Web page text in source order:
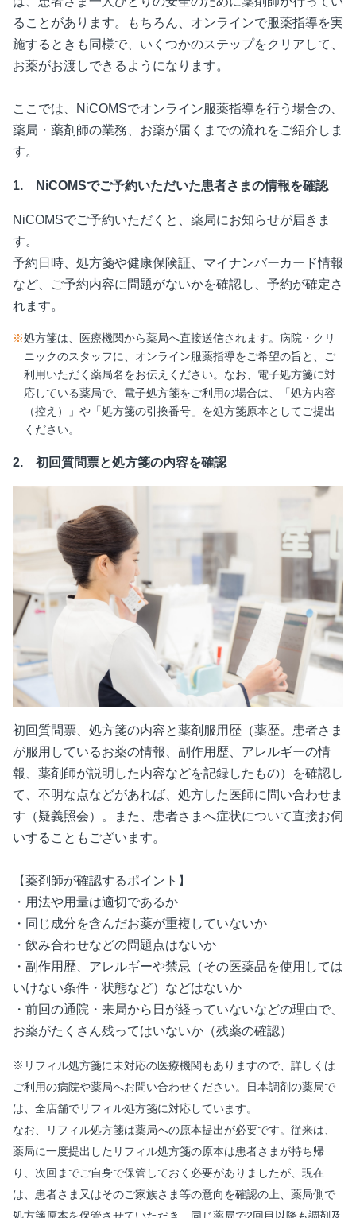
ることがあります。もちろん、オンラインで服薬指導を実
施するときも同様で、いくつかのステップをクリアして、
お薬がお渡しできるようになります。
ここでは、NiCOMSでオンライン服薬指導を行う場合の、
薬局・薬剤師の業務、お薬が届くまでの流れをご紹介しま
す。
1. NiCOMSでご予約いただいた患者さまの情報を確認
NiCOMSでご予約いただくと、薬局にお知らせが届きま
す。
予約日時、処方箋や健康保険証、マイナンバーカード情報
など、ご予約内容に問題がないかを確認し、予約が確定さ
れます。
※処方箋は、医療機関から薬局へ直接送信されます。病院・クリ
ニックのスタッフに、オンライン服薬指導をご希望の旨と、ご
利用いただく薬局名をお伝えください。なお、電子処方箋に対
応している薬局で、電子処方箋をご利用の場合は、「処方内容
（控え）」や「処方箋の引換番号」を処方箋原本としてご提出
ください。
2. 初回質問票と処方箋の内容を確認
初回質問票、処方箋の内容と薬剤服用歴（薬歴。患者さま
が服用しているお薬の情報、副作用歴、アレルギーの情
報、薬剤師が説明した内容などを記録したもの）を確認し
て、不明な点などがあれば、処方した医師に問い合わせま
す（疑義照会）。また、患者さまへ症状について直接お伺
いすることもございます。
【薬剤師が確認するポイント】
・用法や用量は適切であるか
・同じ成分を含んだお薬が重複していないか
・飲み合わせなどの問題点はないか
・副作用歴、アレルギーや禁忌（その医薬品を使用しては
いけない条件・状態など）などはないか
・前回の通院・来局から日が経っていないなどの理由で、
お薬がたくさん残ってはいないか（残薬の確認）
※リフィル処方箋に未対応の医療機関もありますので、詳しくは
ご利用の病院や薬局へお問い合わせください。日本調剤の薬局で
は、全店舗でリフィル処方箋に対応しています。
なお、リフィル処方箋は薬局への原本提出が必要です。従来は、
薬局に一度提出したリフィル処方箋の原本は患者さまが持ち帰
り、次回までご自身で保管しておく必要がありましたが、現在
は、患者さま又はそのご家族さま等の意向を確認の上、薬局側で
処方箋原本を保管させていただき、同じ薬局で2回目以降も調剤及